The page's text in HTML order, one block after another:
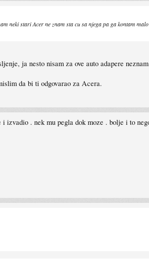
neki stari Acer ne znam sta cu sa njega pa ga kontam
ja nesto nisam za ove auto adapere
da bi ti odgovarao za Acera.
. nek mu pegla dok moze . bolje i to